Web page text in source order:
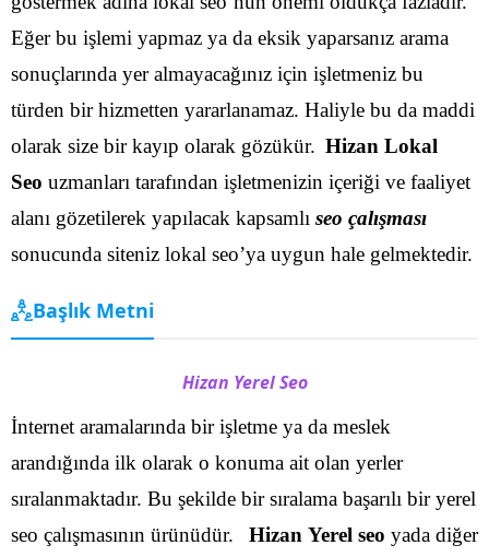
Eğer bu işlemi yapmaz ya da eksik yaparsanız arama
sonuçlarında yer almayacağınız için işletmeniz bu
türden bir hizmetten yararlanamaz. Haliyle bu da maddi
olarak size bir kayıp olarak gözükür. Hizan Lokal
Seo uzmanları tarafından işletmenizin içeriği ve faaliyet
alanı gözetilerek yapılacak kapsamlı seo çalışması
sonucunda siteniz lokal seo’ya uygun hale gelmektedir.
Başlık Metni
Hizan Yerel Seo
İnternet aramalarında bir işletme ya da meslek
arandığında ilk olarak o konuma ait olan yerler
sıralanmaktadır. Bu şekilde bir sıralama başarılı bir yerel
seo çalışmasının ürünüdür.
Hizan Yerel seo yada diğer